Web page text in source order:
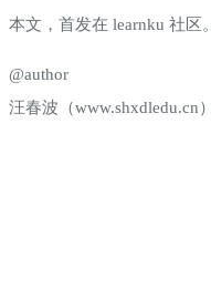
本文，首发在 learnku 社区。
@author
汪春波（www.shxdledu.cn）